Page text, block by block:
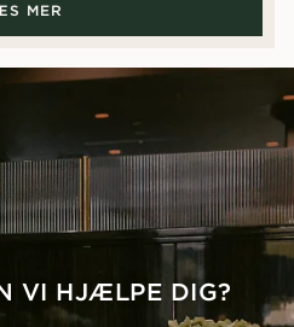
MER
VI HJÆLPE DIG?